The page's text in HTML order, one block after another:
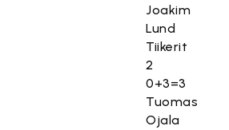
Joakim
Lund
Tiikerit
2
0+3=3
Tuomas
Ojala